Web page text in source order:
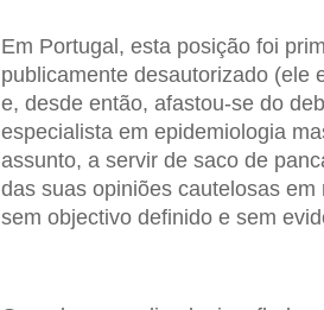
Em Portugal, esta posição foi
publicamente desautorizado (ele
e, desde então, afastou-se do
especialista em epidemiologia
assunto, a servir de saco de
das suas opiniões cautelosas
sem objectivo definido e sem